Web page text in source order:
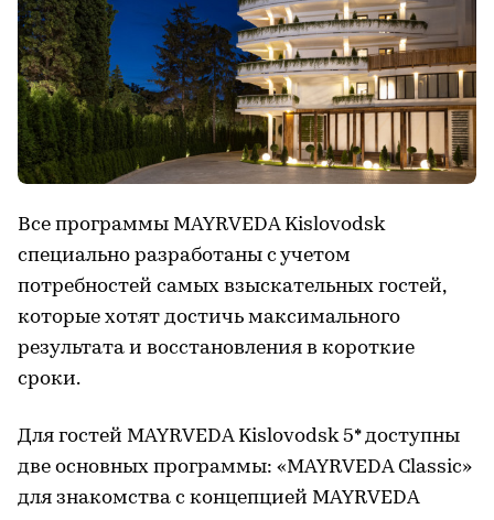
Все программы MAYRVEDA Kislovodsk
специально разработаны с учетом
потребностей самых взыскательных гостей,
которые хотят достичь максимального
результата и восстановления в короткие
сроки.
Для гостей MAYRVEDA Kislovodsk 5* доступны
две основных программы: «MAYRVEDA Classic»
для знакомства с концепцией MAYRVEDA